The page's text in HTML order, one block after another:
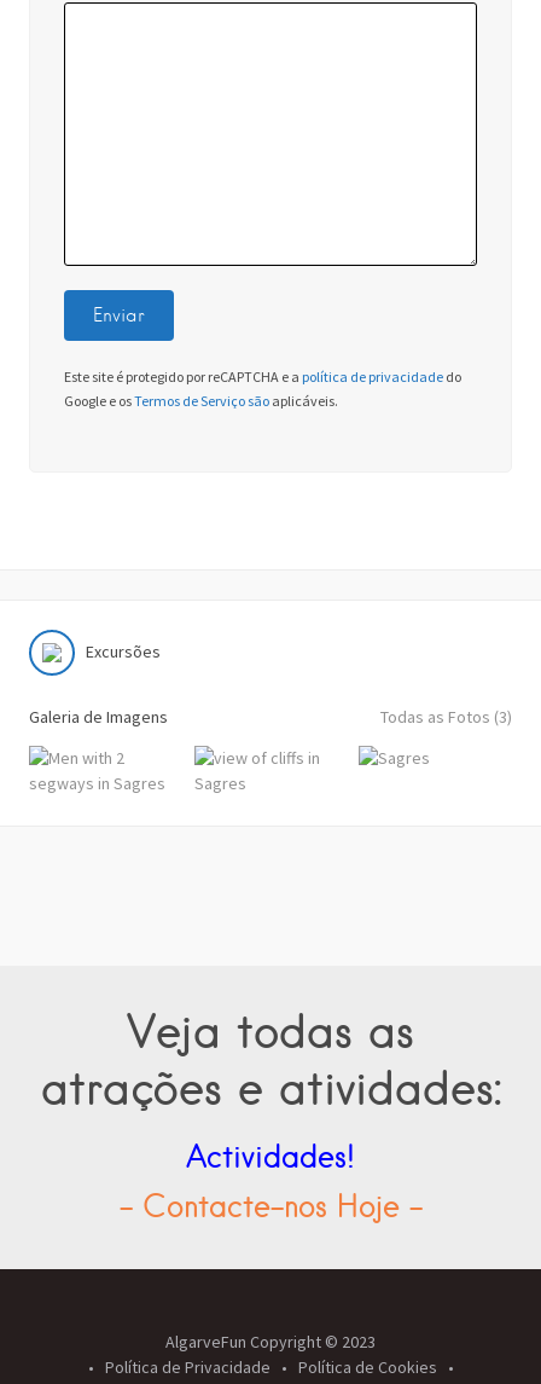
Este site é protegido por reCAPTCHA e a política de privacidade do
Google e osTermos de Serviço são aplicáveis.
Excursões
Galeria de Imagens Todas as Fotos (3)
Veja todas as
atrações e atividades:
Actividades!
- Contacte-nos Hoje -
AlgarveFun Copyright © 2023
Política de Privacidade
Política de Cookies